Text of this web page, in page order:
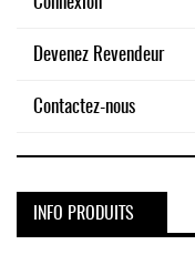
Devenez Revendeur
Contactez-nous
INFO PRODUITS